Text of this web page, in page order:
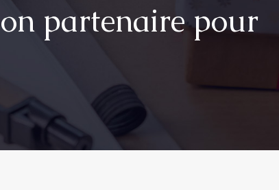
partenaire pour